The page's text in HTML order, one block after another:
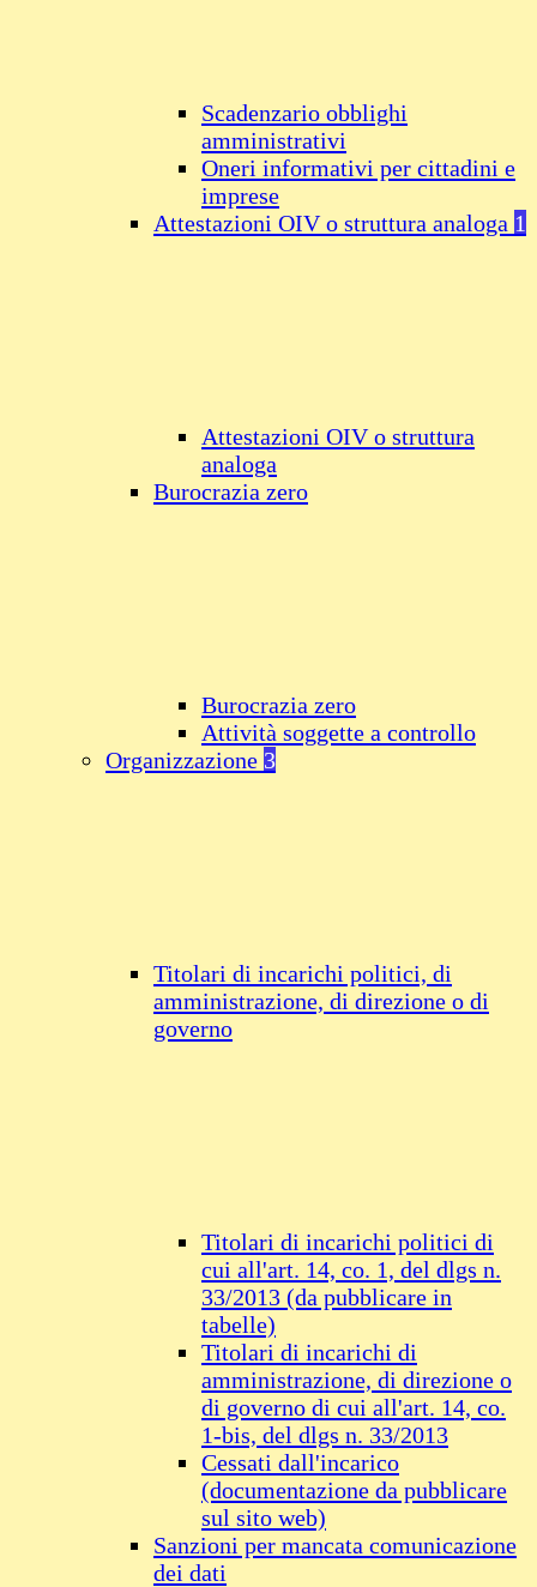
Scadenzario obblighi
amministrativi
Oneri informativi per cittadini e
imprese
Attestazioni OIV o struttura analoga 1
Attestazioni OIV o struttura
analoga
Burocrazia zero
Burocrazia zero
Attività soggette a controllo
Organizzazione 3
Titolari di incarichi politici, di
amministrazione, di direzione o di
governo
Titolari di incarichi politici di
cui all'art. 14, co. 1, del dlgs n.
33/2013 (da pubblicare in
tabelle)
Titolari di incarichi di
amministrazione, di direzione o
di governo di cui all'art. 14, co.
1-bis, del dlgs n. 33/2013
Cessati dall'incarico
(documentazione da pubblicare
sul sito web)
Sanzioni per mancata comunicazione
dei dati